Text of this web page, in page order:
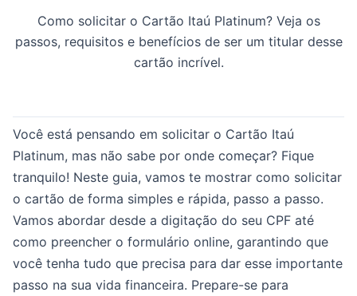
Como solicitar o Cartão Itaú Platinum? Veja os
passos, requisitos e benefícios de ser um titular desse
cartão incrível.
Você está pensando em solicitar o Cartão Itaú
Platinum, mas não sabe por onde começar? Fique
tranquilo! Neste guia, vamos te mostrar como solicitar
o cartão de forma simples e rápida, passo a passo.
Vamos abordar desde a digitação do seu CPF até
como preencher o formulário online, garantindo que
você tenha tudo que precisa para dar esse importante
passo na sua vida financeira. Prepare-se para